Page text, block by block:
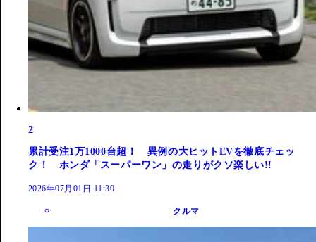
2
累計受注1万1000台超！ 異例の大ヒットEVを徹底チェッ
ク！ ホンダ「スーパーワン」の走りがクソ楽しい!!
2026年07月01日 11:30
クルマ